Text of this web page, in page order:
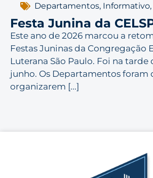
Departamentos, Informativo,
Festa Junina da
Este ano de 2026 marcou a
Festas Juninas da Congregação
Luterana São Paulo. Foi na tarde
junho. Os Departamentos foram
organizarem [...]